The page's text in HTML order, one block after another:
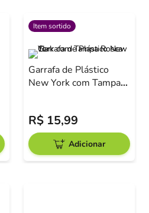
Item sortido
Garrafa de Plástico
New York com Tampa
R$ 15,99
Adicionar